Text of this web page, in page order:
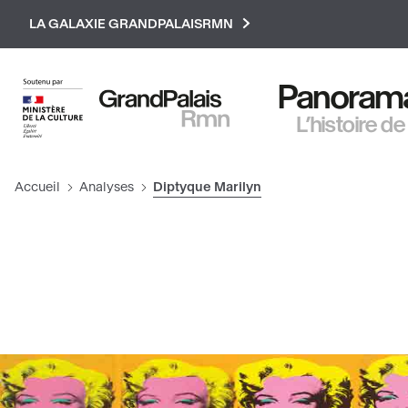
LA GALAXIE GRANDPALAISRMN
L’histoire
Accueil Analyses Diptyque Marilyn